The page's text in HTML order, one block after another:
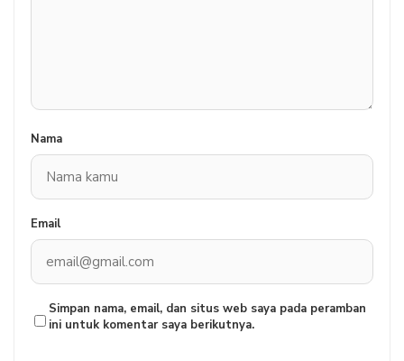
Nama
Email
Simpan nama, email, dan situs web saya pada peramban
ini untuk komentar saya berikutnya.